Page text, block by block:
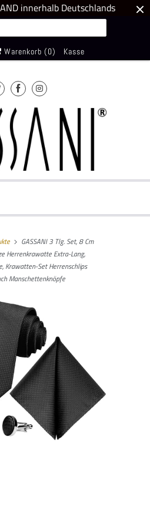
innerhalb Deutschlands
Warenkorb (0) Kasse
GASSANI 3 Tlg. Set, 8 Cm
Herrenkrawatte Extra-Lang,
Krawatten-Set Herrenschlips
Manschettenknöpfe